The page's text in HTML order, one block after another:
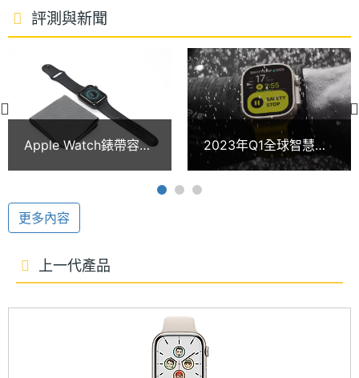
Watch OS 9 作業系統
Apple Watch Series 8 鋁金屬 LTE 41mm 運行
Watch OS 9 作業系統，擁有全新「指南針」、「用
藥」、「足跡回溯」等功能；而且在「體能訓練」
APP 導入新的運動顯示方式，包括「心率區間」、
「自訂體能訓練」、「配速」以及將在今年稍晚推出
的「競速路線」；針對鐵人三項的運動員，透過「多
運動訓練」能自動偵測並輕鬆切換運動，記錄過渡時
間；而且還有多個全新跑姿測量指標，包含「步幅長
度」、「觸地時間」、「垂直振盪」等，皆可以加入
Apple Watch Series 8 鋁金屬 LTE 41mm 支援全天候
ROM儲
存空間
32 GB
單機使
顯示螢幕
主螢幕
430x352 pixels
主螢幕
觸控
評測與新聞
Apple Watch錶帶容易
2023年Q1全球智慧手
錶出貨蘋果排第1 三星
更多內容
上一代產品